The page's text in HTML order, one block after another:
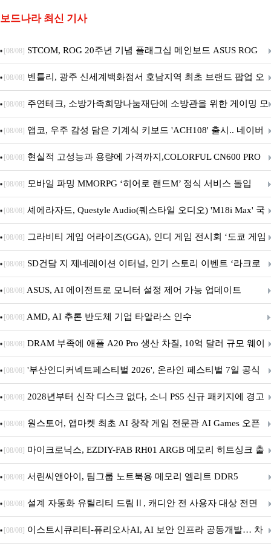
보드나라 최신 기사
[08/08] STCOM, ROG 20주년 기념 플래그십 메인보드 ASUS ROG
Crosshair X870E EDITION 20 국내 출시 예정
[08/08] 벤틀리, 광주 신세계백화점서 호남지역 최초 브랜드 팝업 오
픈
[08/08] 주연테크, 소방가족희망나눔재단에 소방관을 위한 게이밍 모
니터·스마트 펫 침대 기부
[08/08] 앱코, 우주 감성 담은 기계식 키보드 'ACH108' 출시.. 네이버
브랜드데이 기획전 진행
[08/08] 현실적 고성능과 용량에 가격까지,COLORFUL CN600 PRO
M.2 NVMe 디앤디컴 1TB
[08/08] 모바일 파밍 MMORPG ‘히어로 랜드M’ 정식 서비스 돌입
[08/08] 셰에라자드, Questyle Audio(퀘스타일 오디오) 'M18i Max' 국
내 정식 출시
[08/08] 그라비티 게임 어라이즈(GGA), 인디 게임 전시회 ‘도쿄 게임
던전 13’ 참가!
[08/08] SD건담 지 제네레이션 이터널, 인기 스토리 이벤트 ‘라크로
아의 용사’ 재개최 및 풍성한 기념 이벤트 실시!
[08/08] ASUS, AI 에이전트로 모니터 설정 제어 가능 업데이트
[08/08] AMD, AI 추론 반도체 기업 타알라스 인수
[08/08] DRAM 부족에 애플 A20 Pro 생산 차질, 10억 달러 규모 웨이
퍼 대기
[08/08] '부산인디커넥트페스티벌 2026', 온라인 페스티벌 7일 공식
개막... 22일간 진행
[08/08] 2028년부터 신작 디스크 없다, 소니 PS5 신규 패키지에 경고
문 추가
[08/08] 원스토어, 앱마켓 최초 AI 창작 게임 전문관 AI Games 오픈
[08/08] 마이크로닉스, EZDIY-FAB RH01 ARGB 메모리 히트싱크 출
시
[08/08] 서린씨앤아이, 팀그룹 노트북용 메모리 엘리트 DDR5
5600MHz 16GB 출시
[08/08] 설계 자동화 유틸리티 드림Ⅱ, 캐디안 전 사용자 대상 전면
무상 배포
[08/08] 이스트시큐리티-퓨리오사AI, AI 보안 인프라 공동개발… 차